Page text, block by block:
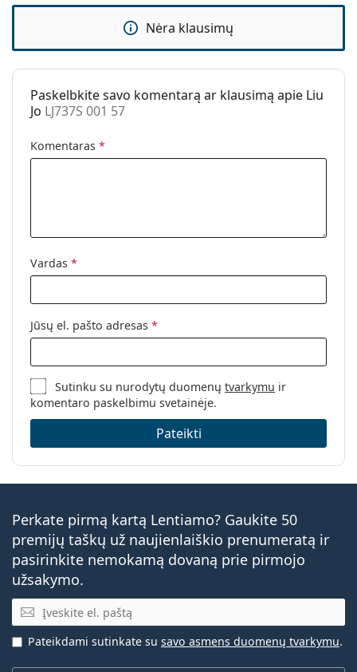
Moterims
Kategorija:
Akiniai nuo saulės
Naudojimas:
Nėra klausimų
Paskelbkite savo komentarą ar klausimą apie Liu
Jo LJ737S 001 57
Komentaras *
Vardas *
Jūsų el. pašto adresas *
Sutinku su nurodytų duomenųtvarkymu ir
komentaro paskelbimu svetainėje.
Pateikti
Perkate pirmą kartą Lentiamo? Gaukite 50
premijų taškų už naujienlaiškio prenumeratą ir
pasirinkite nemokamą dovaną prie pirmojo
užsakymo.
El. pašto adresas
Pateikdami sutinkate su savo asmens duomenų tvarkymu.